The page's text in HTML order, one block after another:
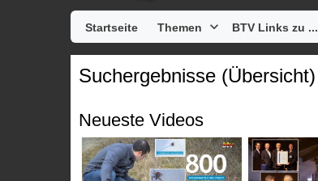
Startseite Themen BTV Links zu ...
Suchergebnisse (Übersicht)
Neueste Videos